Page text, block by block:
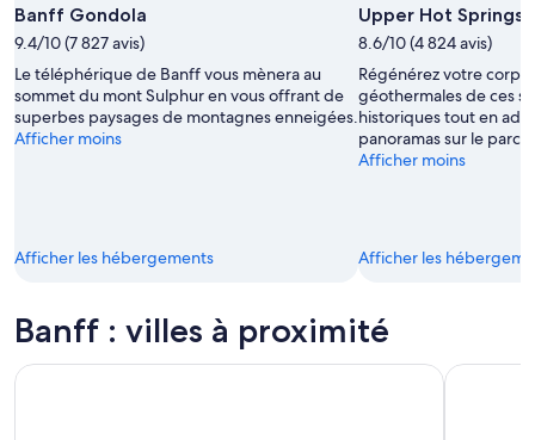
libre
de
droits
prise
par Banff
Lake
Louise
Tourism
Banff Gondola
9.4/10 (7 827 avis)
Le téléphérique de Banff vous mènera au
sommet du mont Sulphur en vous offrant de
superbes paysages de montagnes enneigées.
Afficher moins
Afficher les hébergements
Upper Hot Springs
8.6/10 (4 824 avis)
Régénérez votre corps
géothermales de ces
historiques tout en
panoramas sur le parc
Afficher moins
Afficher les
Banff : villes à proximité